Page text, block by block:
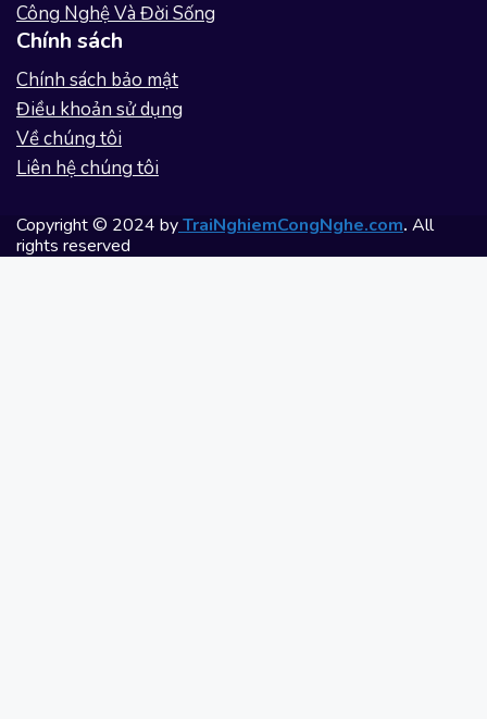
Công Nghệ Và Đời Sống
Chính sách
Chính sách bảo mật
Điều khoản sử dụng
Về chúng tôi
Liên hệ chúng tôi
Copyright © 2024 byTraiNghiemCongNghe.com. All
rights reserved